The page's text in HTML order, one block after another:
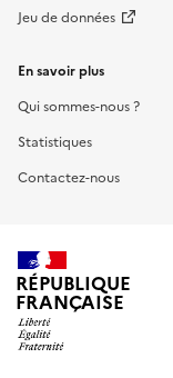
Jeu de données
En savoir plus
Qui sommes-nous ?
Statistiques
Contactez-nous
RÉPUBLIQUE
FRANÇAISE